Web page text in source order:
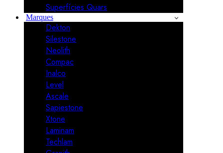
Superfícies Quars
Marques
Dekton
Silestone
Neolith
Compac
Inalco
Level
Ascale
Sapiestone
Xtone
Laminam
Techlam